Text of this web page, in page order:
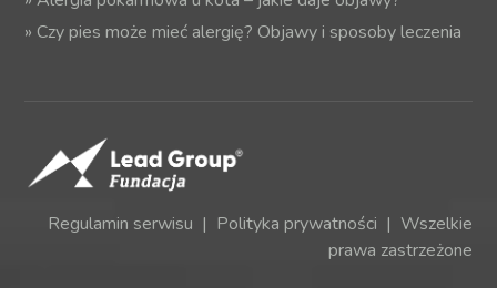
»Czy pies może mieć alergię? Objawy i sposoby leczenia
Regulamin serwisu | Polityka prywatności | Wszelkie
prawa zastrzeżone